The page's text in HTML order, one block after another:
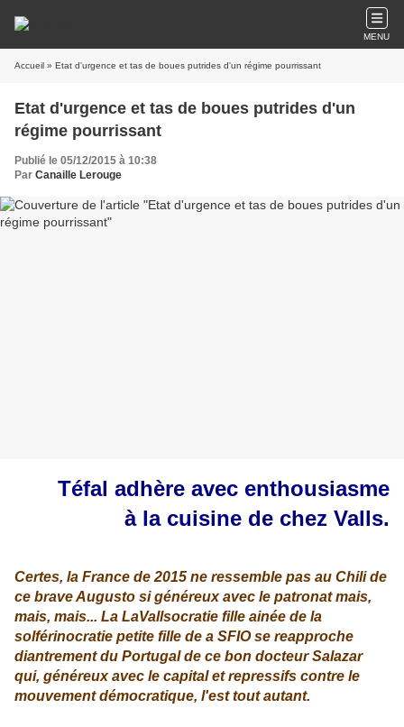
MENU
Accueil » Etat d'urgence et tas de boues putrides d'un régime pourrissant
Etat d'urgence et tas de boues putrides d'un
régime pourrissant
Publié le 05/12/2015 à 10:38
Par Canaille Lerouge
Téfal adhère avec enthousiasme
à la cuisine de chez Valls.
Certes, la France de 2015 ne ressemble pas au Chili de
ce brave Augusto si généreux avec le patronat mais,
mais, mais... La LaVallsocratie fille ainée de la
solférinocratie petite fille de a SFIO se reapproche
diantrement du Portugal de ce bon docteur Salazar
qui, généreux avec le capital et repressifs contre le
mouvement démocratique, l'est tout autant.